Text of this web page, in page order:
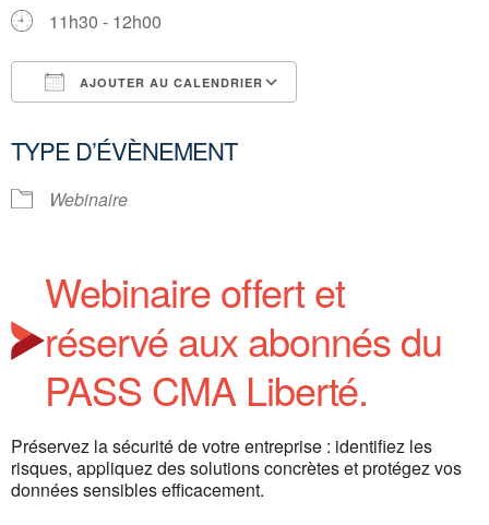
11h30 - 12h00
AJOUTER AU CALENDRIER
TYPE D’ÉVÈNEMENT
Webinaire
Webinaire offert et
réservé aux abonnés du
PASS CMA Liberté.
Préservez la sécurité de votre entreprise : identifiez les
risques, appliquez des solutions concrètes et protégez vos
données sensibles efficacement.